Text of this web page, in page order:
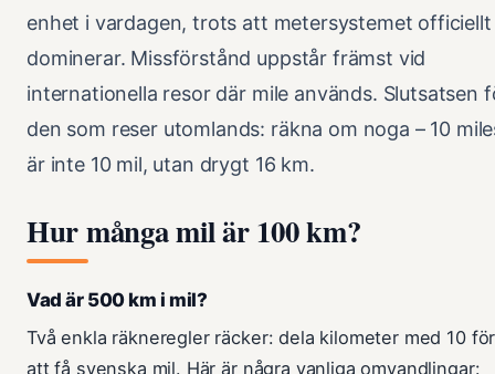
enhet i vardagen, trots att metersystemet officiellt
dominerar. Missförstånd uppstår främst vid
internationella resor där mile används. Slutsatsen
den som reser utomlands: räkna om noga – 10
är inte 10 mil, utan drygt 16 km.
Hur många mil är 100 km?
Vad är 500 km i mil?
Två enkla räkneregler räcker: dela kilometer med 10 för
att få svenska mil. Här är några vanliga omvandlingar: